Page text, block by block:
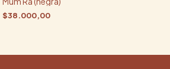
$38.000,00